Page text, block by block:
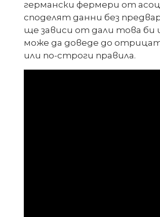
германски фермери от
споделят данни без
ще зависи от дали това би
може да доведе до
или по-строги правила.